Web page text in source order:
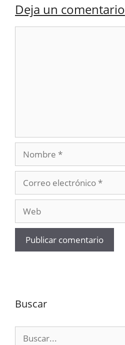
Deja un comentario
Nombre
electrónico
Buscar